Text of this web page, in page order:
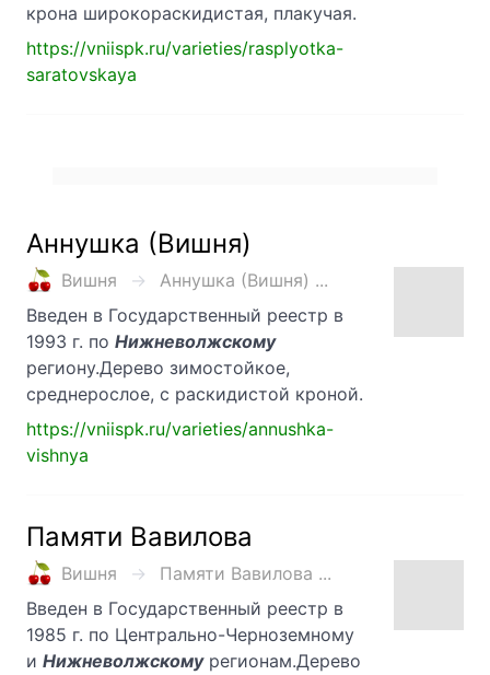
крона широкораскидистая, плакучая.
https://vniispk.ru/varieties/rasplyotka-
saratovskaya
Аннушка (Вишня)
Вишня
Аннушка (Вишня) ...
Введен в Государственный реестр в
1993 г. по Нижневолжскому
региону.Дерево зимостойкое,
среднерослое, с раскидистой кроной.
https://vniispk.ru/varieties/annushka-
vishnya
Памяти Вавилова
Вишня
Памяти Вавилова ...
Введен в Государственный реестр в
1985 г. по Центрально-Черноземному
и Нижневолжскомурегионам.Дерево